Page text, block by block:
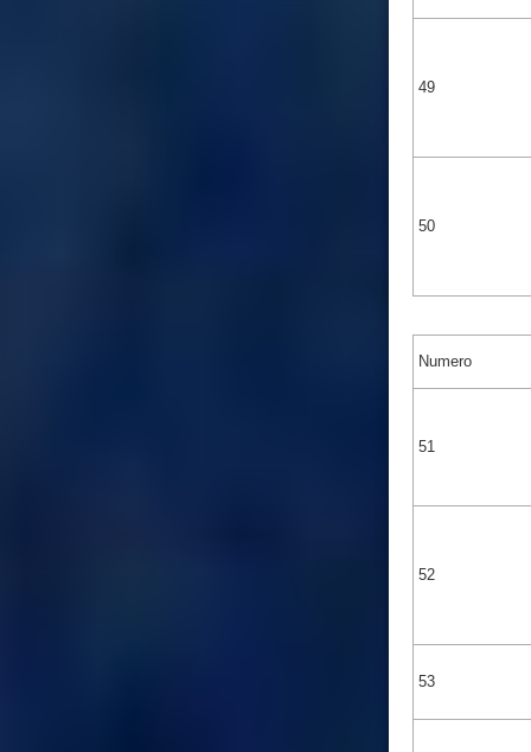
49
50
Numero
51
52
53